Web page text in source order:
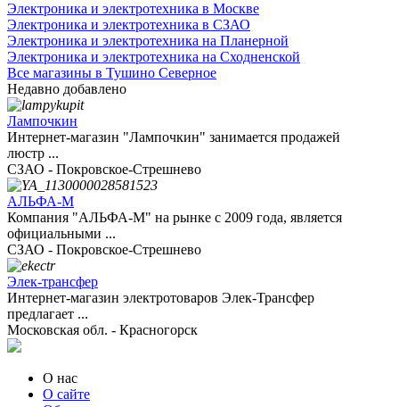
Электроника и электротехника в Москве
Электроника и электротехника в СЗАО
Электроника и электротехника на Планерной
Электроника и электротехника на Сходненской
Все магазины в Тушино Северное
Недавно добавлено
Лампочкин
Интернет-магазин "Лампочкин" занимается продажей
люстр ...
СЗАО - Покровское-Стрешнево
АЛЬФА-М
Компания "АЛЬФА-М" на рынке с 2009 года, является
официальными ...
СЗАО - Покровское-Стрешнево
Элек-трансфер
Интернет-магазин электротоваров Элек-Трансфер
предлагает ...
Московская обл. - Красногорск
О нас
О сайте